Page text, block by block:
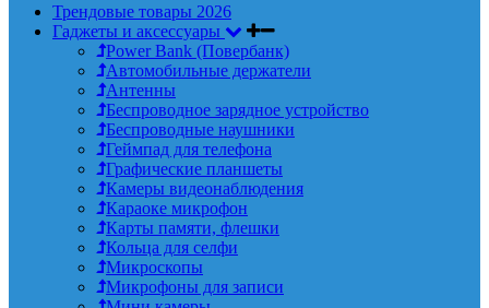
Трендовые товары 2026
Гаджеты и аксессуары
Power Bank (Повербанк)
Автомобильные держатели
Антенны
Беспроводное зарядное устройство
Беспроводные наушники
Геймпад для телефона
Графические планшеты
Камеры видеонаблюдения
Караоке микрофон
Карты памяти, флешки
Кольца для селфи
Микроскопы
Микрофоны для записи